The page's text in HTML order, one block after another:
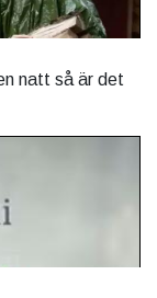
natt så är det